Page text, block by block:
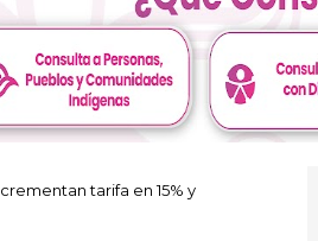
tarifa en 15% y